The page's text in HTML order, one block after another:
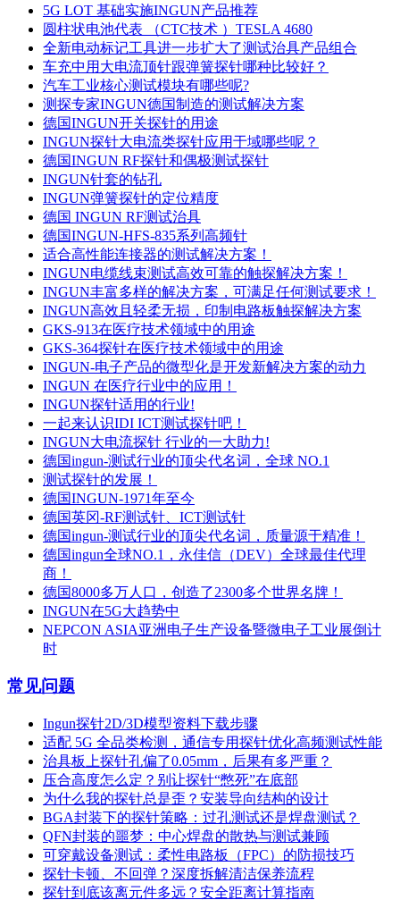
5G LOT 基础实施INGUN产品推荐
圆柱状电池代表 （CTC技术 ）TESLA 4680
全新电动标记工具进一步扩大了测试治具产品组合
车充中用大电流顶针跟弹簧探针哪种比较好？
汽车工业核心测试模块有哪些呢?
测探专家INGUN德国制造的测试解决方案
德国INGUN开关探针的用途
INGUN探针大电流类探针应用于域哪些呢？
德国INGUN RF探针和偶极测试探针
INGUN针套的钻孔
INGUN弹簧探针的定位精度
德国 INGUN RF测试治具
德国INGUN-HFS-835系列高频针
适合高性能连接器的测试解决方案！
INGUN电缆线束测试高效可靠的触探解决方案！
INGUN丰富多样的解决方案，可满足任何测试要求！
INGUN高效且轻柔无损，印制电路板触探解决方案
GKS-913在医疗技术领域中的用途
GKS-364探针在医疗技术领域中的用途
INGUN-电子产品的微型化是开发新解决方案的动力
INGUN 在医疗行业中的应用！
INGUN探针适用的行业!
一起来认识IDI ICT测试探针吧！
INGUN大电流探针 行业的一大助力!
德国ingun-测试行业的顶尖代名词，全球 NO.1
测试探针的发展！
德国INGUN-1971年至今
德国英冈-RF测试针、ICT测试针
德国ingun-测试行业的顶尖代名词，质量源于精准！
德国ingun全球NO.1，永佳信（DEV）全球最佳代理
商！
德国8000多万人口，创造了2300多个世界名牌！
INGUN在5G大趋势中
NEPCON ASIA亚洲电子生产设备暨微电子工业展倒计
时
常见问题
Ingun探针2D/3D模型资料下载步骤
适配 5G 全品类检测，通信专用探针优化高频测试性能
治具板上探针孔偏了0.05mm，后果有多严重？
压合高度怎么定？别让探针“憋死”在底部
为什么我的探针总是歪？安装导向结构的设计
BGA封装下的探针策略：过孔测试还是焊盘测试？
QFN封装的噩梦：中心焊盘的散热与测试兼顾
可穿戴设备测试：柔性电路板（FPC）的防损技巧
探针卡顿、不回弹？深度拆解清洁保养流程
探针到底该离元件多远？安全距离计算指南